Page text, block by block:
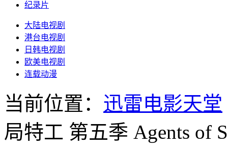
纪录片
大陆电视剧
港台电视剧
日韩电视剧
欧美电视剧
连载动漫
当前位置： 迅雷电影天堂
局特工 第五季 Agents of